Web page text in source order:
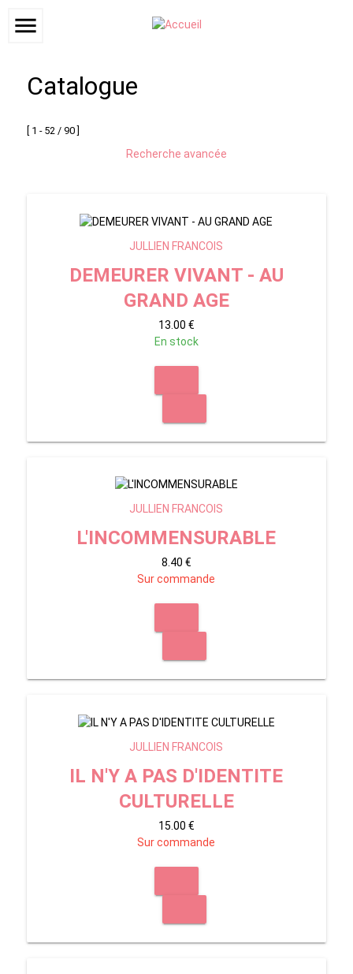
menu
Catalogue
[ 1 - 52 / 90 ]
Recherche avancée
JULLIEN FRANCOIS
DEMEURER VIVANT - AU
GRAND AGE
13.00 €
En stock
JULLIEN FRANCOIS
L'INCOMMENSURABLE
8.40 €
Sur commande
JULLIEN FRANCOIS
IL N'Y A PAS D'IDENTITE
CULTURELLE
15.00 €
Sur commande